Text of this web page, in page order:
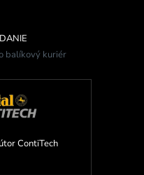
balíkový kuriér
ContiTech